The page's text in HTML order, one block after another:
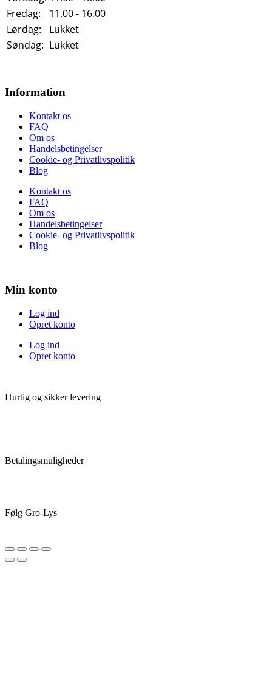
Fredag:
11.00 - 16.00
Lørdag:
Lukket
Søndag: Lukket
Information
Kontakt os
FAQ
Om os
Handelsbetingelser
Cookie- og Privatlivspolitik
Blog
Kontakt os
FAQ
Om os
Handelsbetingelser
Cookie- og Privatlivspolitik
Blog
Min konto
Log ind
Opret konto
Log ind
Opret konto
Hurtig og sikker levering
Betalingsmuligheder
Følg Gro-Lys